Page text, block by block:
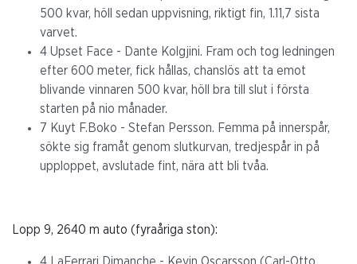
500 kvar, höll sedan uppvisning, riktigt fin, 1.11,7 sista
varvet.
4 Upset Face - Dante Kolgjini. Fram och tog ledningen
efter 600 meter, fick hållas, chanslös att ta emot
blivande vinnaren 500 kvar, höll bra till slut i första
starten på nio månader.
7 Kuyt F.Boko - Stefan Persson. Femma på innerspår,
sökte sig framåt genom slutkurvan, tredjespår in på
upploppet, avslutade fint, nära att bli tvåa.
Lopp 9, 2640 m auto (fyraåriga ston):